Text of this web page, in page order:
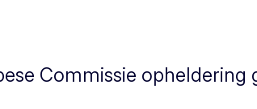
Commissie opheldering